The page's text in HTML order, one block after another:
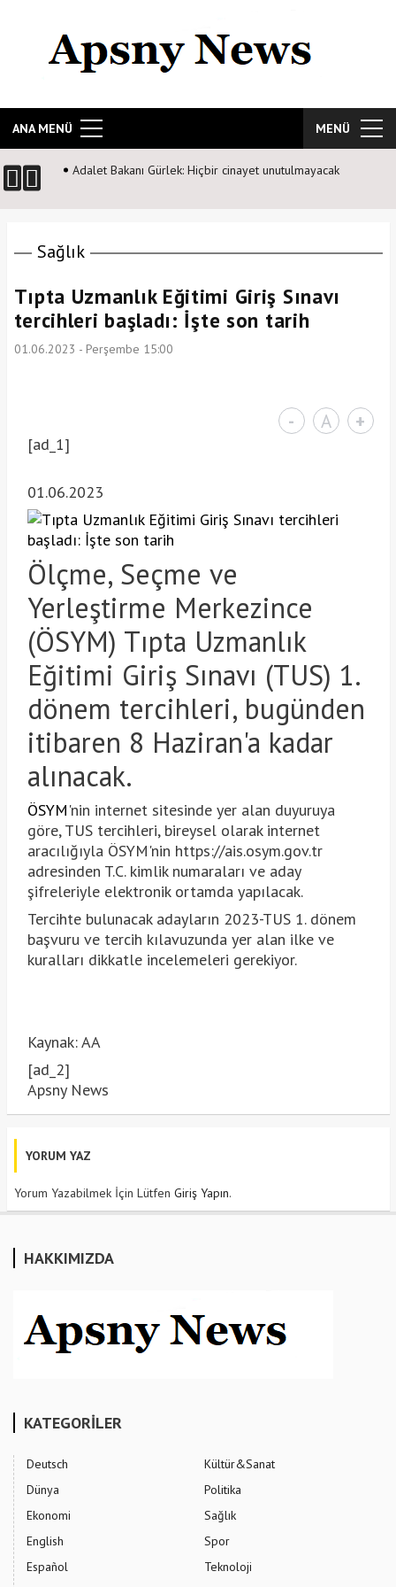
ANA MENÜ MENÜ
Adalet Bakanı Gürlek: Hiçbir cinayet unutulmayacak
Sağlık
Tıpta Uzmanlık Eğitimi Giriş Sınavı
tercihleri başladı: İşte son tarih
01.06.2023 - Perşembe 15:00
- A +
[ad_1]
01.06.2023
Ölçme, Seçme ve
Yerleştirme Merkezince
(ÖSYM) Tıpta Uzmanlık
Eğitimi Giriş Sınavı (TUS) 1.
dönem tercihleri, bugünden
itibaren 8 Haziran'a kadar
alınacak.
ÖSYM'nin internet sitesinde yer alan duyuruya
göre, TUS tercihleri, bireysel olarak internet
aracılığıyla ÖSYM'nin https://ais.osym.gov.tr
adresinden T.C. kimlik numaraları ve aday
şifreleriyle elektronik ortamda yapılacak.
Tercihte bulunacak adayların 2023-TUS 1. dönem
başvuru ve tercih kılavuzunda yer alan ilke ve
kuralları dikkatle incelemeleri gerekiyor.
Kaynak: AA
[ad_2]
Apsny News
YORUM YAZ
Yorum Yazabilmek İçin Lütfen Giriş Yapın.
HAKKIMIZDA
KATEGORİLER
Deutsch
Dünya
Ekonomi
English
Español
Kültür&Sanat
Politika
Sağlık
Spor
Teknoloji